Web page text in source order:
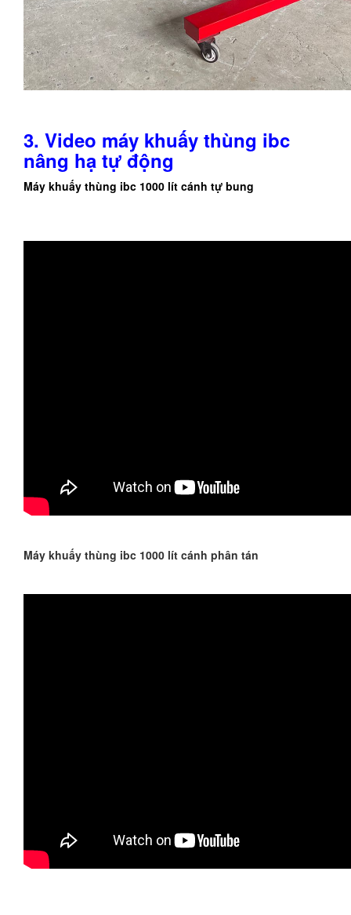
3. Video máy khuấy thùng ibc
nâng hạ tự động
Máy khuấy thùng ibc 1000 lít cánh tự bung
Máy khuấy thùng ibc 1000 lít cánh phân tán